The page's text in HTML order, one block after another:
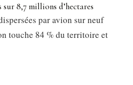
8,7 millions d’hectares
par avion sur neuf
touche 84 % du territoire et